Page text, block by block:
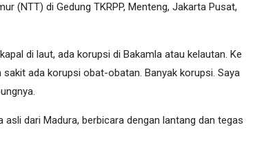
(NTT) di Gedung TKRPP, Menteng, Jakarta Pusat,
di laut, ada korupsi di Bakamla atau kelautan. Ke
ada korupsi obat-obatan. Banyak korupsi. Saya
dari Madura, berbicara dengan lantang dan tegas